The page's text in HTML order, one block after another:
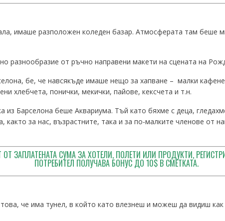
имаше разположен коледен базар. Атмосферата там беше
разнообразие от ръчно направени макети на сцената на
бе, че навсякъде имаше нещо за хапване – малки
хлебчета, понички, мекички, пайове, кексчета и т.н.
из Барселона беше Аквариума. Тъй като бяхме с деца,
както за нас, възрастните, така и за по-малките членове от
ЗАПЛАТЕНАТА СУМА ЗА ХОТЕЛИ, ПОЛЕТИ ИЛИ ПРОДУКТИ,
ПОТРЕБИТЕЛ ПОЛУЧАВА БОНУС ДО 10$ В СМЕТКАТА.
че има тунел, в който като влезнеш и можеш да видиш как